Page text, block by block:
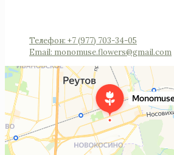
Телефон: +7 (977) 703-34-05
Email: monomuse.flowers@gmail.com